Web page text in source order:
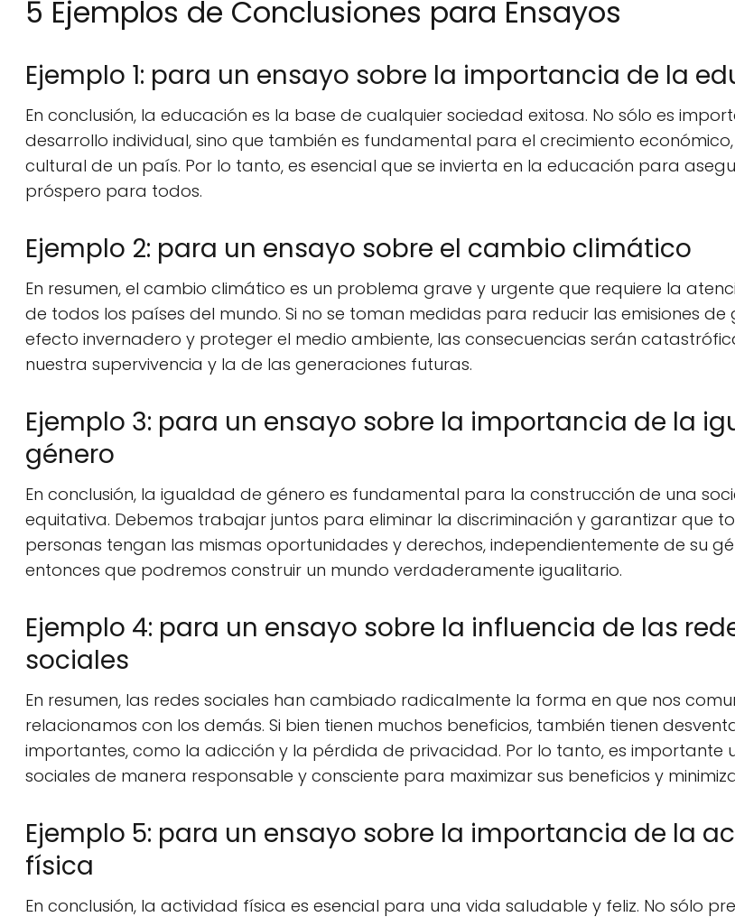
5 Ejemplos de Conclusiones para Ensayos
Ejemplo 1: para un ensayo sobre la importancia de la
En conclusión, la educación es la base de cualquier sociedad exitosa. No sólo es
desarrollo individual, sino que también es fundamental para el crecimiento
cultural de un país. Por lo tanto, es esencial que se invierta en la educación para
próspero para todos.
Ejemplo 2: para un ensayo sobre el cambio climático
En resumen, el cambio climático es un problema grave y urgente que requiere la
de todos los países del mundo. Si no se toman medidas para reducir las emisiones de
efecto invernadero y proteger el medio ambiente, las consecuencias serán
nuestra supervivencia y la de las generaciones futuras.
Ejemplo 3: para un ensayo sobre la importancia de la
género
En conclusión, la igualdad de género es fundamental para la construcción de una
equitativa. Debemos trabajar juntos para eliminar la discriminación y garantizar que
personas tengan las mismas oportunidades y derechos, independientemente de su
entonces que podremos construir un mundo verdaderamente igualitario.
Ejemplo 4: para un ensayo sobre la influencia de las
sociales
En resumen, las redes sociales han cambiado radicalmente la forma en que nos
relacionamos con los demás. Si bien tienen muchos beneficios, también tienen
importantes, como la adicción y la pérdida de privacidad. Por lo tanto, es importante
sociales de manera responsable y consciente para maximizar sus beneficios y
Ejemplo 5: para un ensayo sobre la importancia de la
física
En conclusión, la actividad física es esencial para una vida saludable y feliz. No sólo